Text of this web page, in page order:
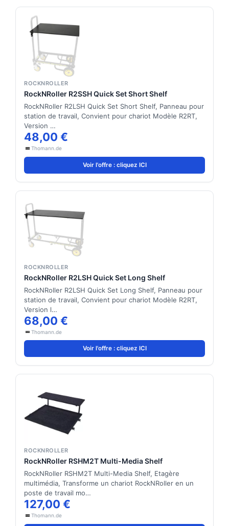
ROCKNROLLER
RockNRoller R2SSH Quick Set Short Shelf
RockNRoller R2LSH Quick Set Short Shelf, Panneau pour
station de travail, Convient pour chariot Modèle R2RT,
Version …
48,00 €
Thomann.de
Voir l'offre : cliquez ICI
ROCKNROLLER
RockNRoller R2LSH Quick Set Long Shelf
RockNRoller R2LSH Quick Set Long Shelf, Panneau pour
station de travail, Convient pour chariot Modèle R2RT,
Version l…
68,00 €
Thomann.de
Voir l'offre : cliquez ICI
ROCKNROLLER
RockNRoller RSHM2T Multi-Media Shelf
RockNRoller RSHM2T Multi-Media Shelf, Etagère
multimédia, Transforme un chariot RockNRoller en un
poste de travail mo…
127,00 €
Thomann.de